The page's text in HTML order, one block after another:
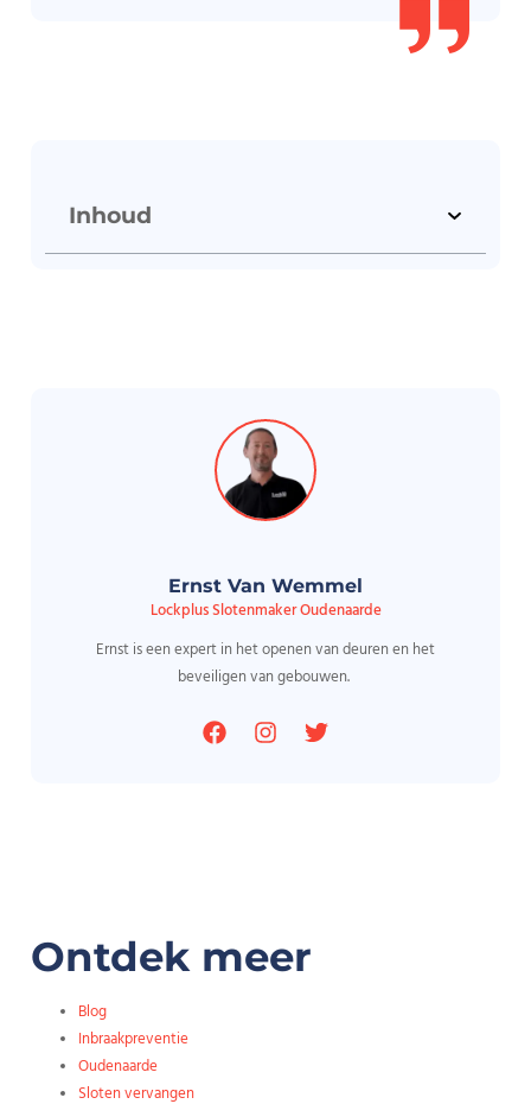
Inhoud
Ernst Van Wemmel
Lockplus Slotenmaker Oudenaarde
Ernst is een expert in het openen van deuren en het
beveiligen van gebouwen.
Ontdek meer
Blog
Inbraakpreventie
Oudenaarde
Sloten vervangen